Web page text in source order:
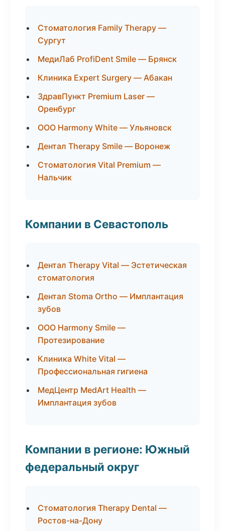
Стоматология Family Therapy —
Сургут
МедиЛаб ProfiDent Smile — Брянск
Клиника Expert Surgery — Абакан
ЗдравПункт Premium Laser —
Оренбург
ООО Harmony White — Ульяновск
Дентал Therapy Smile — Воронеж
Стоматология Vital Premium —
Нальчик
Компании в Севастополь
Дентал Therapy Vital — Эстетическая
стоматология
Дентал Stoma Ortho — Имплантация
зубов
ООО Harmony Smile —
Протезирование
Клиника White Vital —
Профессиональная гигиена
МедЦентр MedArt Health —
Имплантация зубов
Компании в регионе: Южный
федеральный округ
Стоматология Therapy Dental —
Ростов-на-Дону